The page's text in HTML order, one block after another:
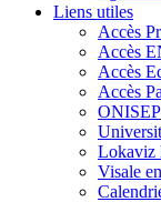
Liens utiles
Accès
Accès
Accès
Accès
ONISEP
Lokaviz
Visale